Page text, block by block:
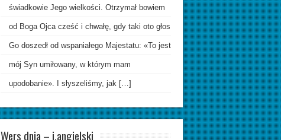
świadkowie Jego wielkości. Otrzymał bowiem
od Boga Ojca cześć i chwałę, gdy taki oto głos
Go doszedł od wspaniałego Majestatu: «To jest
mój Syn umiłowany, w którym mam
upodobanie». I słyszeliśmy, jak […]
Wers dnia – j.angielski